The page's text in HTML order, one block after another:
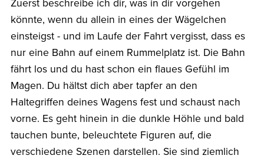
Zuerst beschreibe ich dir, was in dir vorgehen
könnte, wenn du allein in eines der Wägelchen
einsteigst - und im Laufe der Fahrt vergisst, dass es
nur eine Bahn auf einem Rummelplatz ist. Die Bahn
fährt los und du hast schon ein flaues Gefühl im
Magen. Du hältst dich aber tapfer an den
Haltegriffen deines Wagens fest und schaust nach
vorne. Es geht hinein in die dunkle Höhle und bald
tauchen bunte, beleuchtete Figuren auf, die
verschiedene Szenen darstellen. Sie sind ziemlich